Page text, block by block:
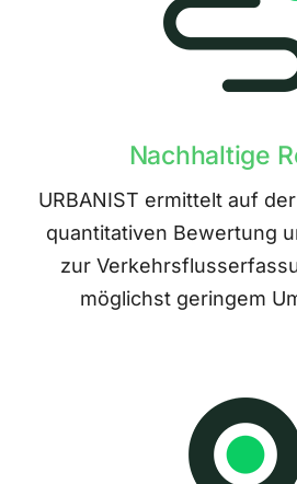
Nachhaltige
URBANIST ermittelt auf
quantitativen Bewertung
zur
möglichst geringem